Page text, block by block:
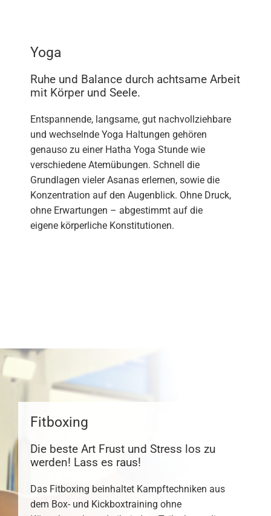
Yoga
Ruhe und Balance durch achtsame Arbeit
mit Körper und Seele.
Entspannende, langsame, gut nachvollziehbare
und wechselnde Yoga Haltungen gehören
genauso zu einer Hatha Yoga Stunde wie
verschiedene Atemübungen. Schnell die
Grundlagen vieler Asanas erlernen, sowie die
Konzentration auf den Augenblick. Ohne Druck,
ohne Erwartungen – abgestimmt auf die
eigene körperliche Konstitutionen.
Fitboxing
Die beste Art Frust und Stress los zu
werden! Lass es raus!
Das Fitboxing beinhaltet Kampftechniken aus
dem Box- und Kickboxtraining ohne